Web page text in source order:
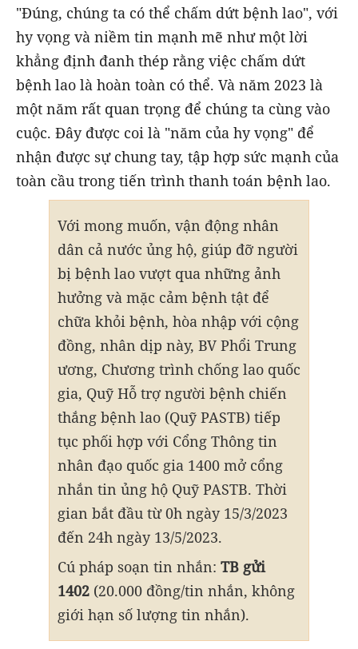
"Đúng, chúng ta có thể chấm dứt bệnh lao", với
hy vọng và niềm tin mạnh mẽ như một lời
khẳng định đanh thép rằng việc chấm dứt
bệnh lao là hoàn toàn có thể. Và năm 2023 là
một năm rất quan trọng để chúng ta cùng vào
cuộc. Đây được coi là "năm của hy vọng" để
nhận được sự chung tay, tập hợp sức mạnh của
toàn cầu trong tiến trình thanh toán bệnh lao.
Với mong muốn, vận động nhân
dân cả nước ủng hộ, giúp đỡ người
bị bệnh lao vượt qua những ảnh
hưởng và mặc cảm bệnh tật để
chữa khỏi bệnh, hòa nhập với cộng
đồng, nhân dịp này, BV Phổi Trung
ương, Chương trình chống lao quốc
gia, Quỹ Hỗ trợ người bệnh chiến
thắng bệnh lao (Quỹ PASTB) tiếp
tục phối hợp với Cổng Thông tin
nhân đạo quốc gia 1400 mở cổng
nhắn tin ủng hộ Quỹ PASTB. Thời
gian bắt đầu từ 0h ngày 15/3/2023
đến 24h ngày 13/5/2023.
Cú pháp soạn tin nhắn: TB gửi
1402(20.000 đồng/tin nhắn, không
giới hạn số lượng tin nhắn).